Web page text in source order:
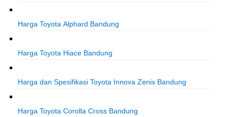
Harga Toyota Alphard Bandung
Harga Toyota Hiace Bandung
Harga dan Spesifikasi Toyota Innova Zenix Bandung
Harga Toyota Corolla Cross Bandung